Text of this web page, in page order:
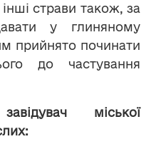
страви також, за
у глиняному
прийнято починати
до частування
міської